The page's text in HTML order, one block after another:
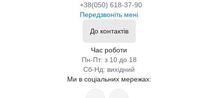
+38(050) 618-37-90
Передзвоніть мені
До контактів
Час роботи
Пн-Пт: з 10 до 18
Сб-Нд: вихідний
Ми в соціальних мережах: